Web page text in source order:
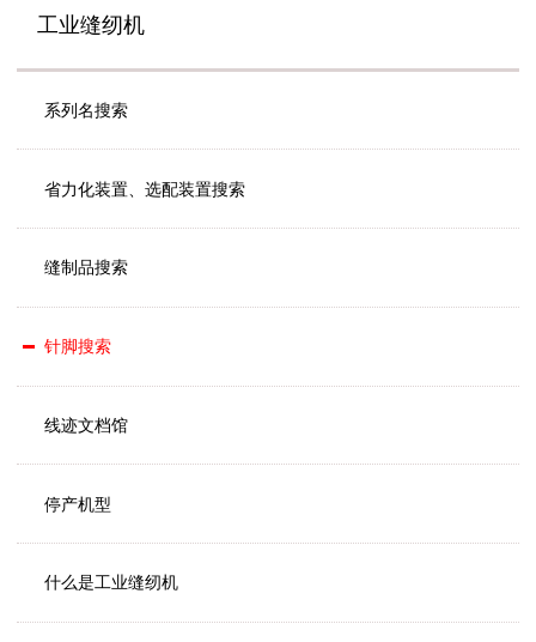
工业缝纫机
系列名搜索
省力化装置、选配装置搜索
缝制品搜索
针脚搜索
线迹文档馆
停产机型
什么是工业缝纫机